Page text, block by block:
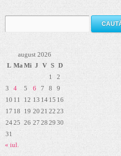
după:
august 2026
L Ma Mi J V S
D
1
2
3
4 5 6 7 8
9
10 11 12 13 14 15 16
17 18 19 20 21 22 23
2425 26 27 28 29 30
31
« iul.